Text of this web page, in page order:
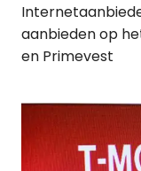
aanbieden op
en Primevest